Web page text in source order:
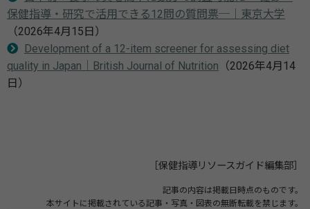
保健指導・研究で活用できる12問の質問票─｜東京大学
（2026年4月15日）
Development of a 12-item screener for assessing diet
quality in Japan｜British Journal of Nutrition （2026年4月14
日）
［保健指導リソースガイド編集部］
記事の内容は掲載日時点のものです。
本サイトに掲載されている記事・写真・図表の無断転載を禁じます。